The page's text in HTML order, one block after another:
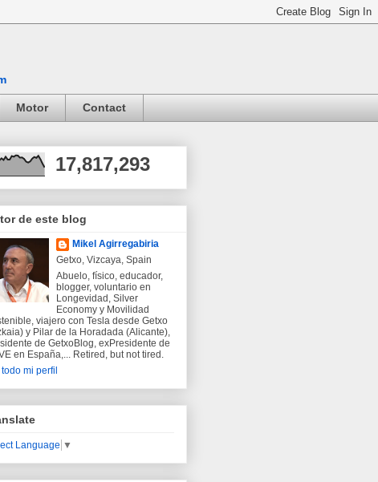
Motor Contact
17,817,293
de este blog
Mikel Agirregabiria
Getxo, Vizcaya, Spain
Abuelo, físico, educador,
blogger, voluntario en
Longevidad, Silver
Economy y Movilidad
viajero con Tesla desde Getxo
y Pilar de la Horadada (Alicante),
de GetxoBlog, exPresidente de
en España,... Retired, but not tired.
mi perfil
Language ▼